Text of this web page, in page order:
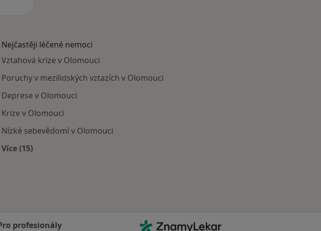
Nejčastěji léčené nemoci
Vztahová krize v Olomouci
Poruchy v mezilidských vztazích v Olomouci
Deprese v Olomouci
Krize v Olomouci
Nízké sebevědomí v Olomouci
Více (15)
profesionály
Kontakt
ZnamyLekar - Hlavní stránka